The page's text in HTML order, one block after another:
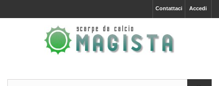
Accedi
Contattaci